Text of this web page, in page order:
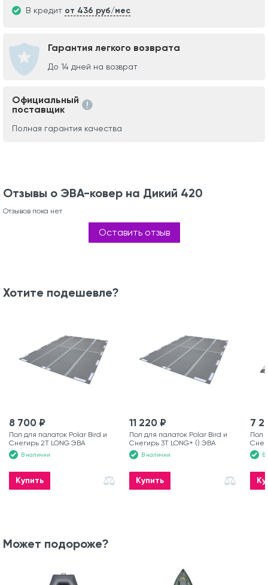
В кредит от 436 руб/мес
Гарантия легкого возврата
До 14 дней на возврат
Официальный
поставщик
Полная гарантия качества
Отзывы о ЭВА-ковер на Дикий 420
Отзывов пока нет
Оставить отзыв
Хотите подешевле?
8 700 ₽
Пол для палаток Polar Bird и
Снегирь 2T LONG ЭВА
В наличии
Купить
11 220 ₽
Пол для палаток Polar Bird и
Снегирь 3T LONG+ () ЭВА
В наличии
Купить
7
Пол
В
Может подороже?